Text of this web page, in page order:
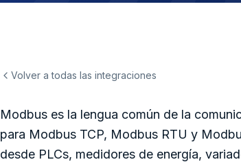
Volver a todas las integraciones
Modbus es la lengua común de la
para Modbus TCP, Modbus RTU y
desde PLCs, medidores de energía,